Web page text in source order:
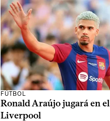
FÚTBOL
Ronald Araújo jugará en el
Liverpool